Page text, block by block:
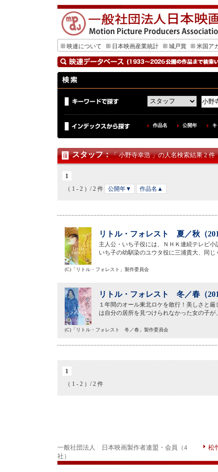
映連について 日本映画産業統計 城戸賞 米国ア
作品名 公開年
スタッフ：「 小野寺幸浩 」の人名検索結果 2 件
1
（ 1 - 2 ）/ 2 件 公開年▼ 作品名▲
リトル・フォレスト 夏／秋（
主人公・いち子役には、ＮＨＫ連続テレビ
いち子の幼馴染のユウタ役に三浦貴大、同
(C)「リトル・フォレスト」製作委員会
リトル・フォレスト 冬／春（
１年間のオール東北ロケを敢行！美しさと
は自分の居所を見つけられなかった女の子
(C)「リトル・フォレスト 冬／春」製作委員会
1
（ 1 - 2 ）/ 2 件
一般社団法人 日本映画製作者連盟・会員（4
社）
松